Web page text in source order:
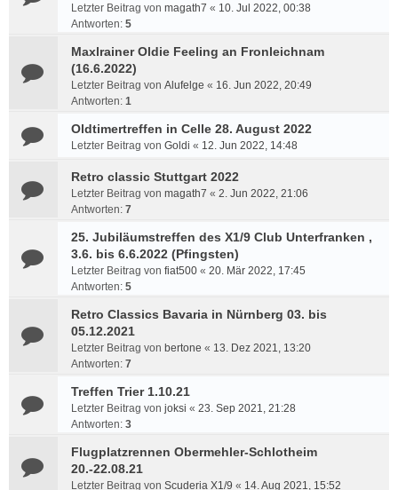
Letzter Beitrag von magath7 « 10. Jul 2022, 00:38
Antworten: 5
Maxlrainer Oldie Feeling an Fronleichnam
(16.6.2022)
Letzter Beitrag von Alufelge « 16. Jun 2022, 20:49
Antworten: 1
Oldtimertreffen in Celle 28. August 2022
Letzter Beitrag von Goldi « 12. Jun 2022, 14:48
Retro classic Stuttgart 2022
Letzter Beitrag von magath7 « 2. Jun 2022, 21:06
Antworten: 7
25. Jubiläumstreffen des X1/9 Club Unterfranken ,
3.6. bis 6.6.2022 (Pfingsten)
Letzter Beitrag von fiat500 « 20. Mär 2022, 17:45
Antworten: 5
Retro Classics Bavaria in Nürnberg 03. bis
05.12.2021
Letzter Beitrag von bertone « 13. Dez 2021, 13:20
Antworten: 7
Treffen Trier 1.10.21
Letzter Beitrag von joksi « 23. Sep 2021, 21:28
Antworten: 3
Flugplatzrennen Obermehler-Schlotheim
20.-22.08.21
Letzter Beitrag von Scuderia X1/9 « 14. Aug 2021, 15:52